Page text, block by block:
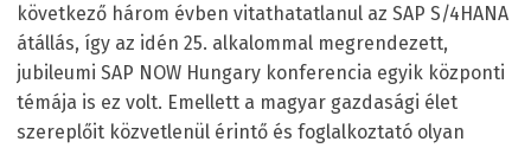
következő három évben vitathatatlanul az SAP S/4HANA
átállás, így az idén 25. alkalommal megrendezett,
jubileumi SAP NOW Hungary konferencia egyik központi
témája is ez volt. Emellett a magyar gazdasági élet
szereplőit közvetlenül érintő és foglalkoztató olyan